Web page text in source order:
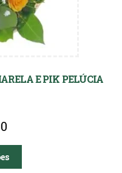
E PIK PELÚCIA